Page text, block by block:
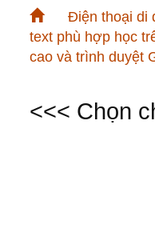
Điện thoại di
text phù hợp học
cao và trình duyệt
<<< Chọn